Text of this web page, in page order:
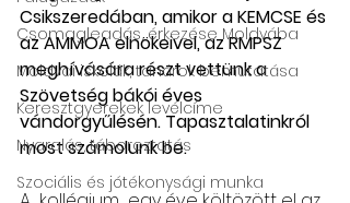
Csomagleadás, érkezése Moldvába
Moldvai iskolák, tanárok bemutatása
Keresztgyerekek levélcíme
Nyaralás, táboroztatás
Szociális és jótékonysági munka
Csikszeredában, amikor a KEMCSE és
az AMMOA elnökeivel, az RMPSZ
meghívására részt vettünk a
Szövetség bákói éves
vándorgyűlésén. Tapasztalatinkról
most számolunk be.